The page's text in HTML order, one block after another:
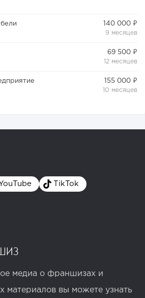
2026: лучшие мероприятия месяца
140 000 ₽
9 месяцев
69 500 ₽
12 месяцев
155 000 ₽
10 месяцев
YouTube TikTok
медиа о франшизах и
материалов вы можете узнать